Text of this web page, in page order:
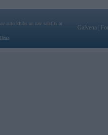
auto klubs un nav saistīts ar
Galvena